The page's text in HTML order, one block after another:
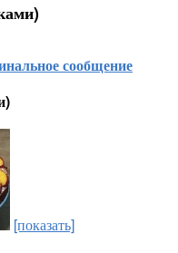
сообщение
[показать]